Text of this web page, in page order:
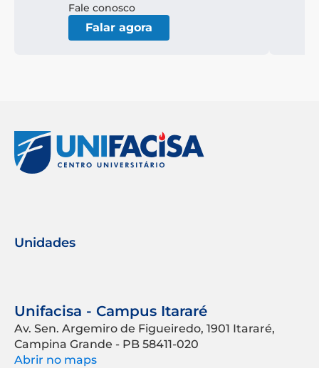
Fale conosco
Falar agora
Unidades
Unifacisa - Campus Itararé
Av. Sen. Argemiro de Figueiredo, 1901 Itararé,
Campina Grande - PB 58411-020
Abrir no maps